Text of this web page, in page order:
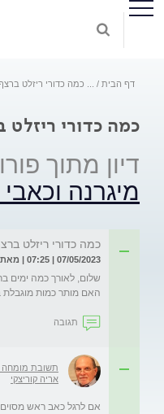
דף הבית כמה כדורי ריזלט
כמה כדורי
דיון מתוך
מיגרנה
כמה כדורי ריזלט
07/05/2023 | 07:25 | מאת: מאיה
שלום, לאורך כמה ימים
האם מותר כמות מוגבלת
תגובה
תשובת
אריה קוריצקי
אם לרגל כאב ראש